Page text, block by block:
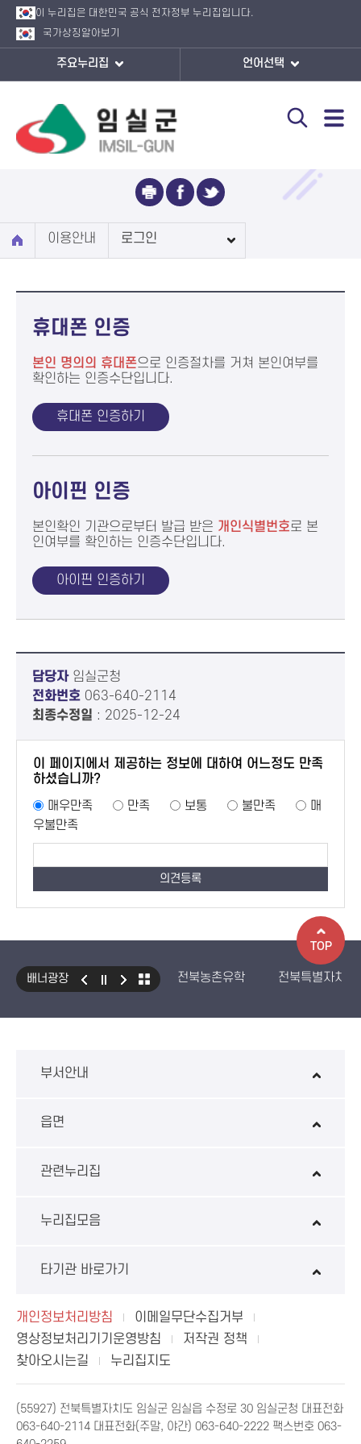
이 누리집은 대한민국 공식 전자정부 누리집입니다.
국가상징 알아보기
주요누리집 언어선택
로그인
이용안내 로그인
휴대폰 인증
본인 명의의 휴대폰으로 인증절차를 거쳐 본인여부를
확인하는 인증수단입니다.
휴대폰 인증하기
아이핀 인증
본인확인 기관으로부터 발급 받은 개인식별번호로 본
인여부를 확인하는 인증수단입니다.
아이핀 인증하기
담당자임실군청
전화번호 063-640-2114
최종수정일 : 2025-12-24
이 페이지에서 제공하는 정보에 대하여 어느정도 만족
하셨습니까?
매우만족
만족 보통 불만족
매
우불만족
배너광장 전북농촌유학
전북특별자치
부서안내
읍면
관련누리집
누리집모음
타기관 바로가기
개인정보처리방침
이메일무단수집거부
영상정보처리기기운영방침
저작권 정책
찾아오시는길
누리집지도
(55927) 전북특별자치도 임실군 임실읍 수정로 30 임실군청 대표전화
063-640-2114 대표전화(주말, 야간) 063-640-2222 팩스번호 063-
TOP